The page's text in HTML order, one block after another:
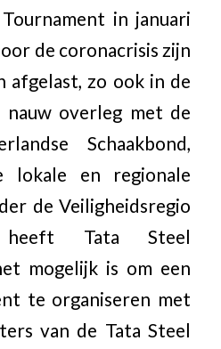
in januari
de coronacrisis zijn
afgelast, zo ook in de
nauw overleg met de
Schaakbond,
lokale en regionale
de Veiligheidsregio
heeft Tata Steel
mogelijk is om een
te organiseren met
van de Tata Steel